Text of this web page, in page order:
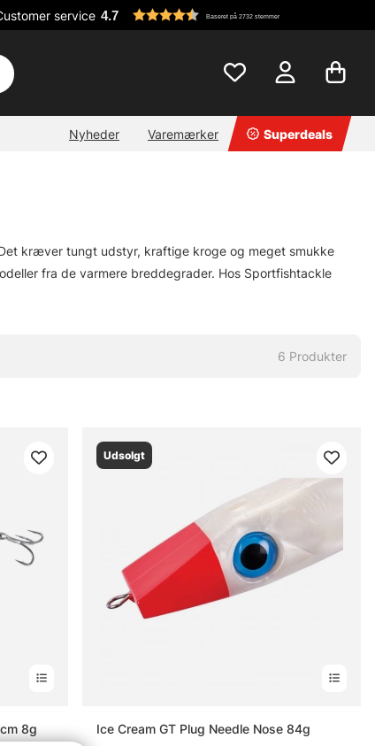
service 4.7 Baseret på 2732 stemmer
Nyheder Varemærker Superdeals
kræver tungt udstyr, kraftige kroge og meget smukke
fra de varmere breddegrader. Hos Sportfishtackle
6 Produkter
8g
Udsolgt
Ice Cream GT Plug Needle Nose 84g